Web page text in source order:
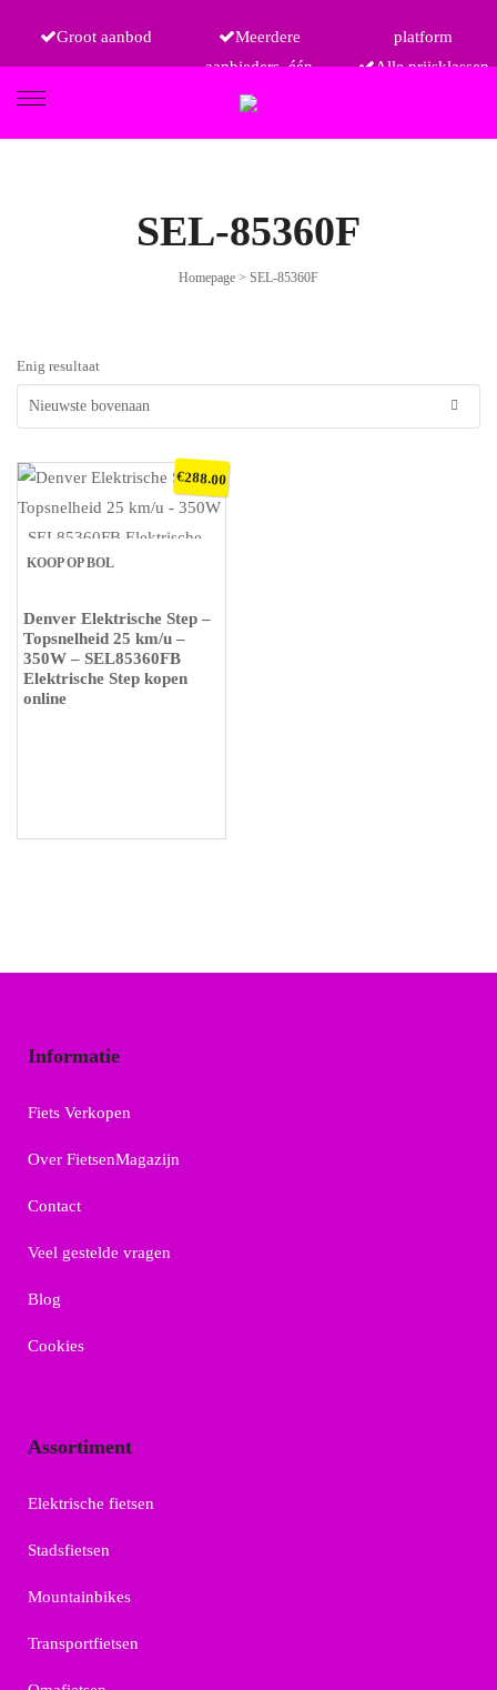
Groot aanbod
Meerdere
aanbieders, één
platform
Alle prijsklassen
SEL-85360F
Homepage > SEL-85360F
Enig resultaat
KOOP OP BOL
Denver Elektrische Step –
Topsnelheid 25 km/u –
350W – SEL85360FB
Elektrische Step kopen
online
€288.00
Informatie
Fiets Verkopen
Over FietsenMagazijn
Contact
Veel gestelde vragen
Blog
Cookies
Assortiment
Elektrische fietsen
Stadsfietsen
Mountainbikes
Transportfietsen